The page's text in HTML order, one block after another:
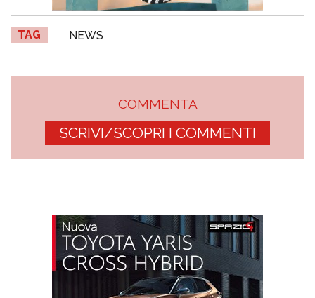
TAG NEWS
COMMENTA
SCRIVI/SCOPRI I COMMENTI